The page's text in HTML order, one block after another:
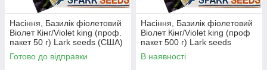
Насіння, Базилік фіолетовий
Віолет Кінг/Violet king (проф.
пакет 50 г) Lark seeds (США)
Готово до відправки
Насіння, Базилік фіолетовий
Віолет Кінг/Violet king (проф
пакет 500 г) Lark seeds
(США)
В наявності